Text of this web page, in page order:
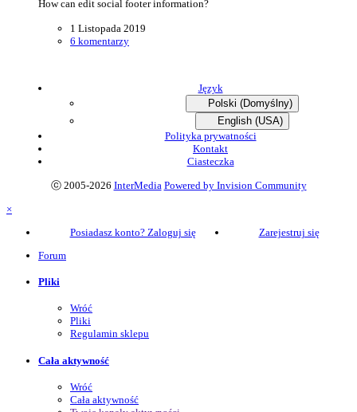
How can edit social footer information?
1 Listopada 2019
6 komentarzy
Język
Polski (Domyślny)
English (USA)
Polityka prywatności
Kontakt
Ciasteczka
ⓒ 2005-2026 InterMedia Powered by Invision Community
×
Posiadasz konto? Zaloguj się
Zarejestruj się
Forum
Pliki
Wróć
Pliki
Regulamin sklepu
Cała aktywność
Wróć
Cała aktywność